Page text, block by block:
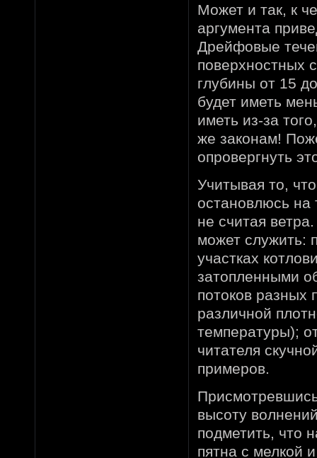
Может и так, к
аргумента
Дрейфовые
поверхностных
глубины от 15
будет иметь
иметь из-за
же законам!
опровергнуть
Учитывая то,
остановлюсь на
не считая
может служить:
участках
затопленными
потоков разных
различной
температуры);
читателя
примеров.
высоту
подметить, что
пятна с мелкой